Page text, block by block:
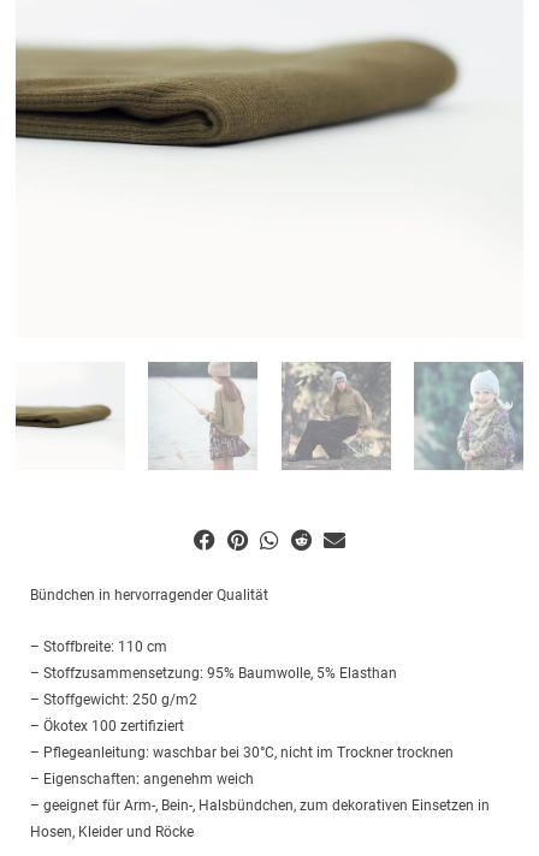
Bündchen in hervorragender Qualität
– Stoffbreite: 110 cm
– Stoffzusammensetzung: 95% Baumwolle, 5% Elasthan
– Stoffgewicht: 250 g/m2
– Ökotex 100 zertifiziert
– Pflegeanleitung: waschbar bei 30°C, nicht im Trockner trocknen
– Eigenschaften: angenehm weich
– geeignet für Arm-, Bein-, Halsbündchen, zum dekorativen Einsetzen in
Hosen, Kleider und Röcke